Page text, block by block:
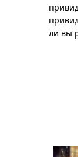
ли вы